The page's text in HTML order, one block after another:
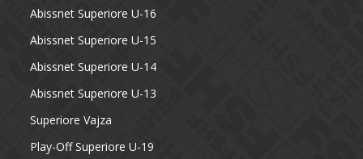
Abissnet Superiore U-16
Abissnet Superiore U-15
Abissnet Superiore U-14
Abissnet Superiore U-13
Superiore Vajza
Play-Off Superiore U-19